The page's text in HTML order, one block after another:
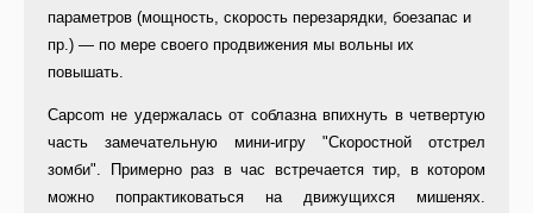
параметров (мощность, скорость перезарядки, боезапас и
пр.) — по мере своего продвижения мы вольны их
повышать.
Capcom не удержалась от соблазна впихнуть в четвертую
часть замечательную мини-игру "Скоростной отстрел
зомби". Примерно раз в час встречается тир, в котором
можно попрактиковаться на движущихся мишенях.